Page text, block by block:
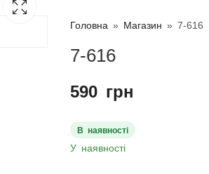
Головна » Магазин » 7-616
7-616
590 грн
В наявності
У наявності